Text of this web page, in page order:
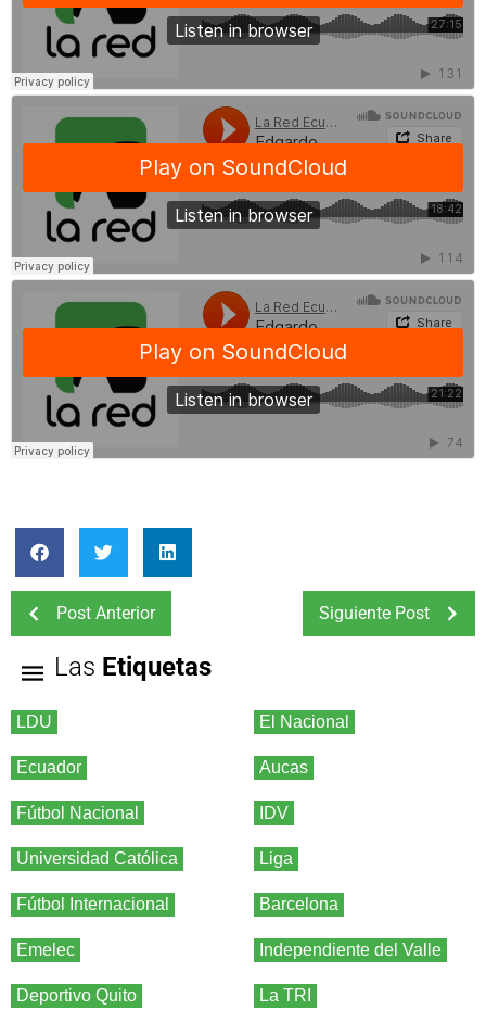
Post Anterior Siguiente Post
Las Etiquetas
LDU El Nacional
Ecuador Aucas
Fútbol Nacional IDV
Universidad Católica Liga
Fútbol Internacional Barcelona
Emelec Independiente del Valle
Deportivo Quito La TRI